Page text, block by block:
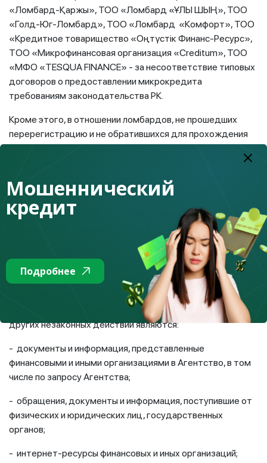
«Ломбард-Қаржы», ТОО «Ломбард «ҰЛЫ ШЫҢ», ТОО
«Голд-Юг-Ломбард», ТОО «Ломбард «Комфорт», ТОО
«Кредитное товарищество «Оңтүстік Финанс-Ресурс»,
ТOO «Микрофинансовая организация «Creditum», ТОО
«МФО «TESQUA FINANCE» - за несоответствие типовых
договоров о предоставлении микрокредита
требованиям законодательства РК.
Кроме этого, в отношении ломбардов, не прошедших
перерегистрацию и не обратившихся для прохождения
ликвидации.
В декабре 2020 года отношении банков второго уровня,
субъектов рынка ценных бумаг и страхового рынка
нарушений, а также фактов незаконных действий и
мошенничества не выявлено.
Источниками мониторинга рекламной деятельности
финансовых и иных организаций, взаимодействующих с
населением на предмет возможности мошеннических и
других незаконных действий являются:
- документы и информация, представленные
финансовыми и иными организациями в Агентство, в том
числе по запросу Агентства;
- обращения, документы и информация, поступившие от
физических и юридических лиц, государственных
органов;
- интернет-ресурсы финансовых и иных организаций;
Мошеннический
кредит
Подробнее